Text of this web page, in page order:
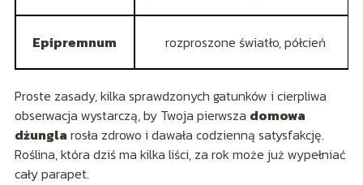
Epipremnum rozproszone światło, półcień
Proste zasady, kilka sprawdzonych gatunków i cierpliwa
obserwacja wystarczą, by Twoja pierwsza domowa
dżungla rosła zdrowo i dawała codzienną satysfakcję.
Roślina, która dziś ma kilka liści, za rok może już wypełniać
cały parapet.